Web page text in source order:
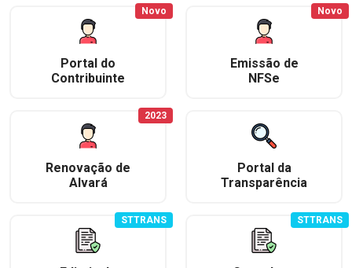
Portal do
Contribuinte
Novo
Emissão de
NFSe
Novo
Renovação de
Alvará
2023
Portal da
Transparência
STTRANS STTRANS